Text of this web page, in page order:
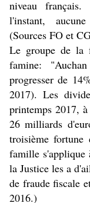
niveau
l'instant,
(Sources FO et
Le groupe de la
famine:
progresser de
2017). Les
printemps 2017,
26 milliards
troisième
famille s'applique
la Justice les a
de fraude fiscale
2016.)